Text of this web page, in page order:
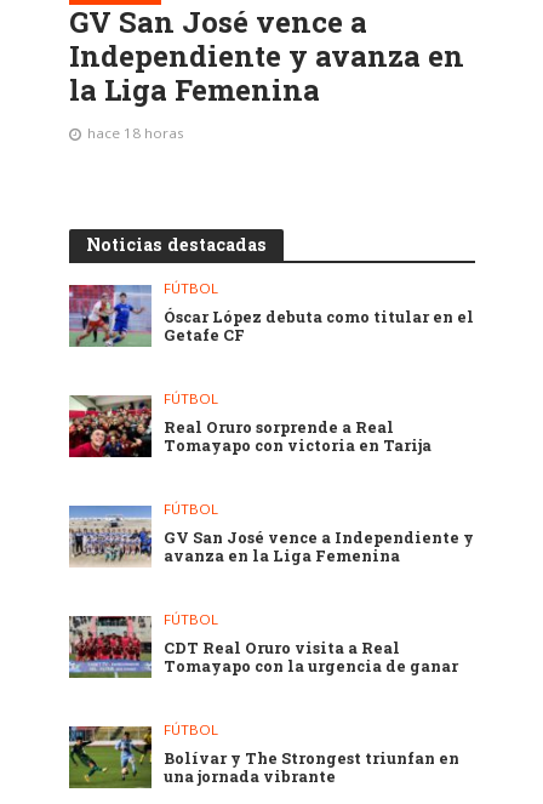
GV San José vence a
Independiente y avanza en
la Liga Femenina
hace 18 horas
Noticias destacadas
FÚTBOL
Óscar López debuta como titular en el
Getafe CF
FÚTBOL
Real Oruro sorprende a Real
Tomayapo con victoria en Tarija
FÚTBOL
GV San José vence a Independiente y
avanza en la Liga Femenina
FÚTBOL
CDT Real Oruro visita a Real
Tomayapo con la urgencia de ganar
FÚTBOL
Bolívar y The Strongest triunfan en
una jornada vibrante